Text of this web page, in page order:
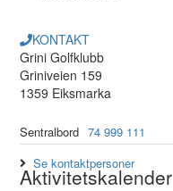
KONTAKT
Grini Golfklubb
Griniveien 159
1359 Eiksmarka
Sentralbord 74 999 111
Se kontaktpersoner
Aktivitetskalender